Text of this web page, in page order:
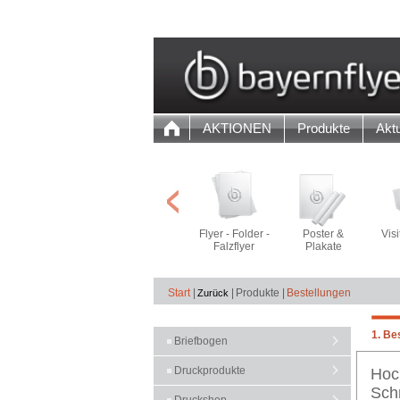
AKTIONEN Produkte
Flyer - Folder -
Falzflyer
Poster &
Plakate
Start| Produkte | Bestellungen
Briefbogen
Druckprodukte
1.